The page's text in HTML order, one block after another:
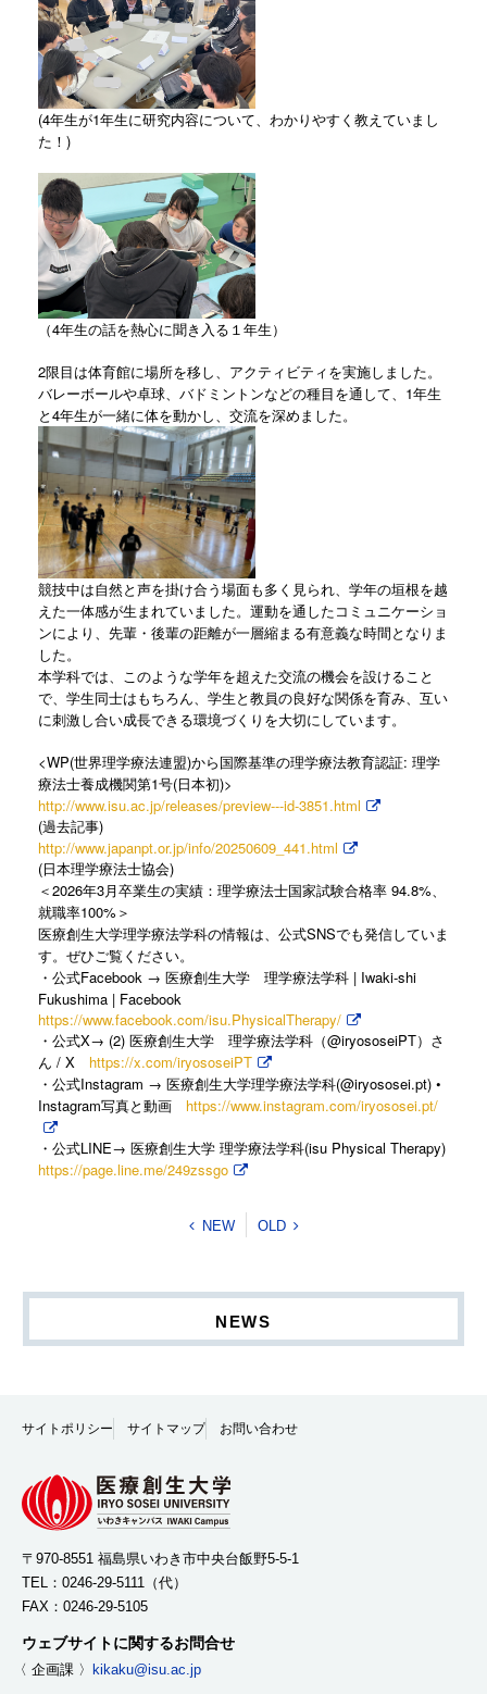
(4年生が1年生に研究内容について、わかりやすく教えていまし
た！)
（4年生の話を熱心に聞き入る１年生）
2限目は体育館に場所を移し、アクティビティを実施しました。
バレーボールや卓球、バドミントンなどの種目を通して、1年生
と4年生が一緒に体を動かし、交流を深めました。
競技中は自然と声を掛け合う場面も多く見られ、学年の垣根を越
えた一体感が生まれていました。運動を通したコミュニケーショ
ンにより、先輩・後輩の距離が一層縮まる有意義な時間となりま
した。
本学科では、このような学年を超えた交流の機会を設けること
で、学生同士はもちろん、学生と教員の良好な関係を育み、互い
に刺激し合い成長できる環境づくりを大切にしています。
<WP(世界理学療法連盟)から国際基準の理学療法教育認証: 理学
療法士養成機関第1号(日本初)>
http://www.isu.ac.jp/releases/preview---id-3851.html
(過去記事)
http://www.japanpt.or.jp/info/20250609_441.html
(日本理学療法士協会)
＜ 2026年3月卒業生の実績：理学療法士国家試験合格率94.8%、
就職率100% ＞
医療創生大学理学療法学科の情報は、公式SNSでも発信していま
す。ぜひご覧ください。
・公式Facebook → 医療創生大学 理学療法学科| Iwaki-shi
Fukushima | Facebook
https://www.facebook.com/isu.PhysicalTherapy/
・公式X→ (2) 医療創生大学 理学療法学科（@iryososeiPT）さ
ん / X https://x.com/iryososeiPT
・公式Instagram → 医療創生大学理学療法学科(@iryososei.pt) •
Instagram写真と動画 https://www.instagram.com/iryososei.pt/
・公式LINE→ 医療創生大学 理学療法学科(isu Physical Therapy)
https://page.line.me/249zssgo
NEW OLD
NEWS
サイトポリシー サイトマップ お問い合わせ
〒970-8551 福島県いわき市中央台飯野5-5-1
TEL： 0246-29-5111
（代）
FAX：0246-29-5105
ウェブサイトに関するお問合せ
〈 企画課 〉 kikaku@isu.ac.jp